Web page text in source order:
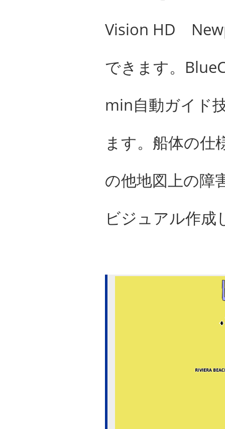
Vision HD
できます。
min自動ガイド
ます。船体の仕
の他地図上の障
ビジュアル作成